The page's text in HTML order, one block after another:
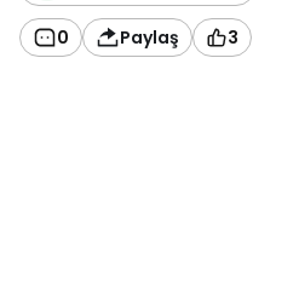
0 Paylaş 3